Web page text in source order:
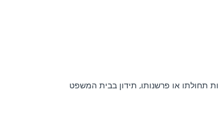
תחולתו או פרשנותו, תידון בבית המשפט